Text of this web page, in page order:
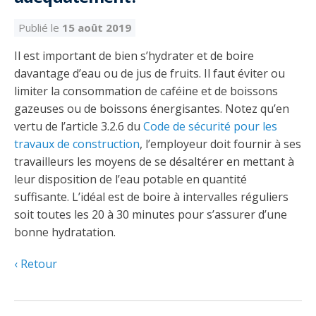
Découvrez notre campagne de
sensibilisation
Trouver un entrepreneur
Déposer une plainte
Découvrir l'espace Entrepreneurs
électriciens
Hydro-Québec
Ce
lien
s’ouvrira
dans
une
nouvelle
fenêtre
Quiz de la semaine
Avantages et privilèges
Ressources informationnelles
Découvrir l'espace Devenir
entrepreneur
Service Démarrer une entreprise
Ce
lien
s’ouvrira
dans
une
nouvelle
fenêtre
Documents
Formulaires, guides et autres documents
informatifs
Découvrir l'espace La CMEQ
Mission et historique
Instances décisionnelles
Comités de la CMEQ
Découvrir l'espace Formation continue
Déclarer mes heures de FCO
Ce
lien
s’ouvrira
dans
une
nouvelle
fenêtre
Centre d'expertise et de formation
Publié le 15 août 2019
Il est important de bien s’hydrater et de boire
davantage d’eau ou de jus de fruits. Il faut éviter ou
limiter la consommation de caféine et de boissons
gazeuses ou de boissons énergisantes. Notez qu’en
vertu de l’article 3.2.6 du Code de sécurité pour les
travaux de construction, l’employeur doit fournir à ses
travailleurs les moyens de se désaltérer en mettant à
leur disposition de l’eau potable en quantité
suffisante. L’idéal est de boire à intervalles réguliers
soit toutes les 20 à 30 minutes pour s’assurer d’une
bonne hydratation.
Retour